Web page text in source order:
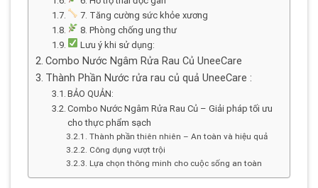
7. Tăng cường sức khỏe xương
8. Phòng chống ung thư
Lưu ý khi sử dụng:
Combo Nước Ngâm Rửa Rau Củ UneeCare
Thành Phần Nước rửa rau củ quả UneeCare :
BẢO QUẢN:
Combo Nước Ngâm Rửa Rau Củ – Giải pháp tối ưu
cho thực phẩm sạch
Thành phần thiên nhiên – An toàn và hiệu quả
Công dụng vượt trội
Lựa chọn thông minh cho cuộc sống an toàn